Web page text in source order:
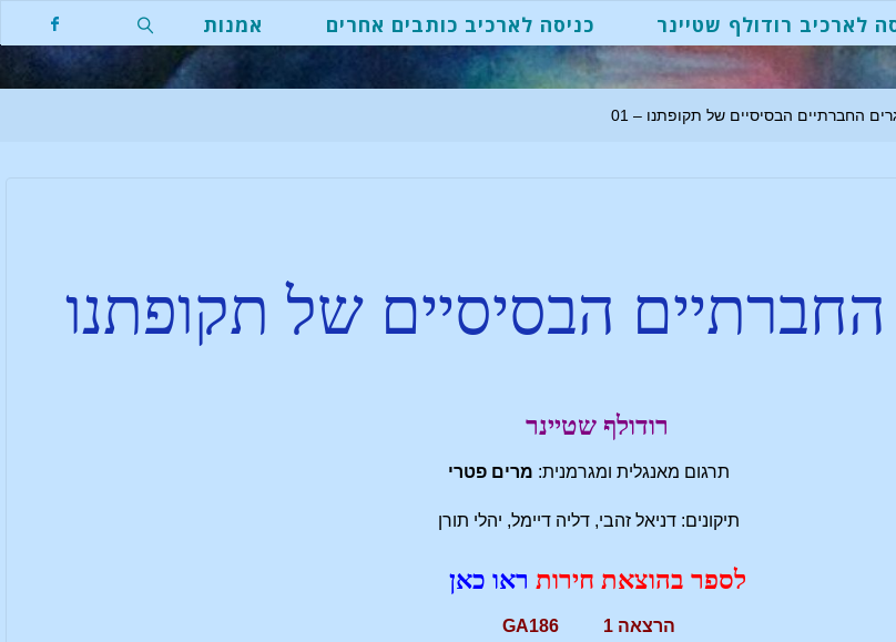
לארכיב רודולף שטיינר כניסה לארכיב כותבים אחרים אמנות
החברתיים הבסיסיים של תקופתנו – 01
הבסיסיים של תקופתנו
רודולף שטיינר
תרגום מאנגלית ומגרמנית: מרים פטרי
תיקונים: דניאל זהבי, דליה דיימל, יהלי תורן
לספר בהוצאת חירות ראו כאן
הרצאה 1 GA186